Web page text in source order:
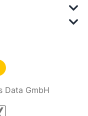
Data GmbH